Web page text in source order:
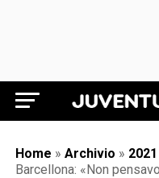
Home » Archivio » 2021
Barcellona: «Non